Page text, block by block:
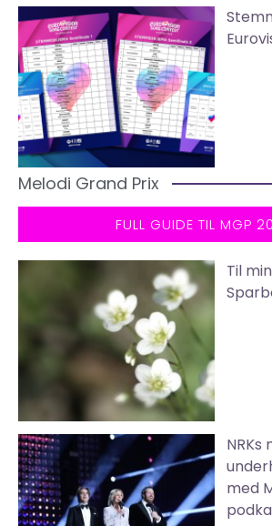
Melodi Grand Prix
FULL GUIDE TIL MGP
Til
NRKs
med